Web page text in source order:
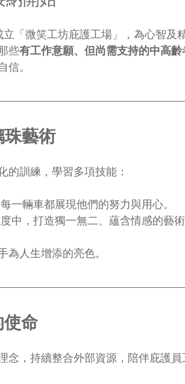
「微笑工坊庇護工場」，為心智及
些有工作意願、但尚需支持的中高
信。
珠藝術
的訓練，學習多項技能：
一輛車都展現他們的努力與用心。
中，打造獨一無二、蘊含情感的藝術
人生增添的亮色。
命
，持續整合外部資源，陪伴庇護員